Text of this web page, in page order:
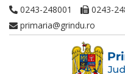
0243-248001
0243-
primaria@grindu.ro